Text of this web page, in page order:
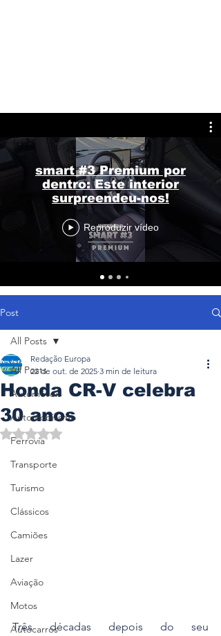
smart #3 Premium por
dentro: Este interior
surpreendeu-nos!
Reproduzir vídeo
Post
All Posts
Automóveis
Automobilismo
Ferrovia
Transporte
Turismo
Clássicos
Camiões
Lazer
Aviação
Motos
Autocarros
All Posts
Honda CR-V celebra
30 anos
Redação Europa
22 de out. de 2025 3 min de leitura
Avaliado com NaN de 5 estrelas.
Três décadas depois do seu